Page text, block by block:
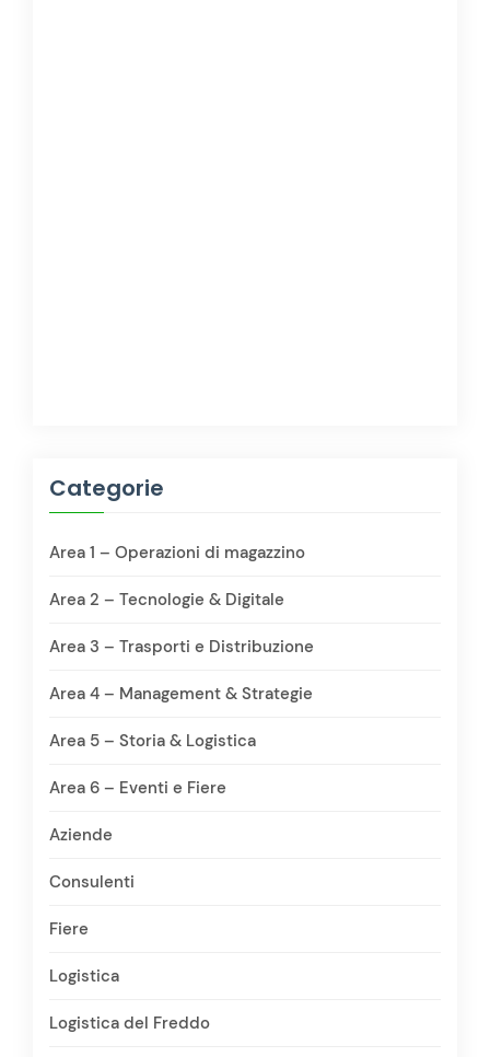
Categorie
Area 1 – Operazioni di magazzino
Area 2 – Tecnologie & Digitale
Area 3 – Trasporti e Distribuzione
Area 4 – Management & Strategie
Area 5 – Storia & Logistica
Area 6 – Eventi e Fiere
Aziende
Consulenti
Fiere
Logistica
Logistica del Freddo